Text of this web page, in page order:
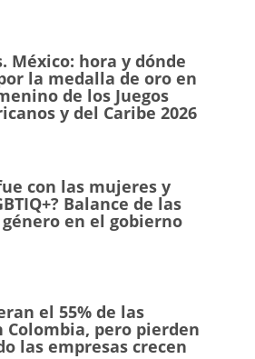
México: hora y dónde
la medalla de oro en
de los Juegos
y del Caribe 2026
con las mujeres y
Balance de las
en el gobierno
el 55% de las
Colombia, pero pierden
las empresas crecen